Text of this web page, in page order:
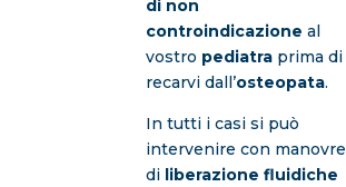
di non
controindicazione al
vostro pediatraprima di
recarvi dall’osteopata.
In tutti i casi si può
intervenire con manovre
di liberazione fluidiche